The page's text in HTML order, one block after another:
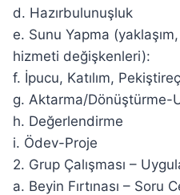
d. Hazırbulunuşluk
e. Sunu Yapma
hizmeti değişkenleri):
f. İpucu, Katılım,
g. Aktarma/Dönüştürme-
h. Değerlendirme
i. Ödev-Proje
2. Grup Çalışması –
a. Beyin Fırtınası – Soru